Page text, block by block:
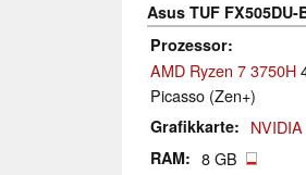
Asus TUF FX505DU-
Prozessor
AMD Ryzen 7 3750H
Picasso (Zen+)
Grafikkarte
RAM 8 GB